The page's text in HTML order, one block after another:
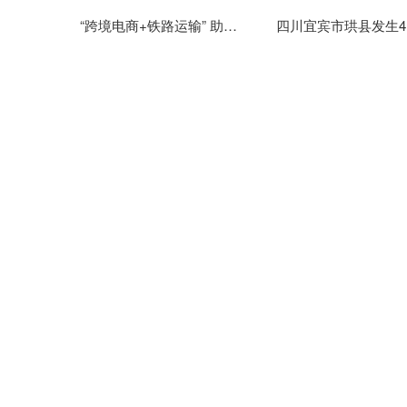
“跨境电商+铁路运输” 助力云南跨境电商商品快速通关